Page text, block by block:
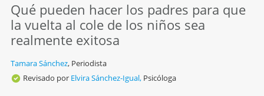
Qué pueden hacer los padres para que
la vuelta al cole de los niños sea
realmente exitosa
Tamara Sánchez, Periodista
Revisado por Elvira Sánchez-Igual, Psicóloga